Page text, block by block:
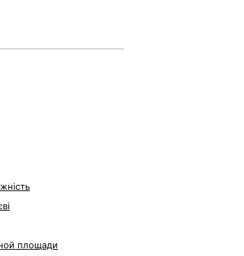
площади